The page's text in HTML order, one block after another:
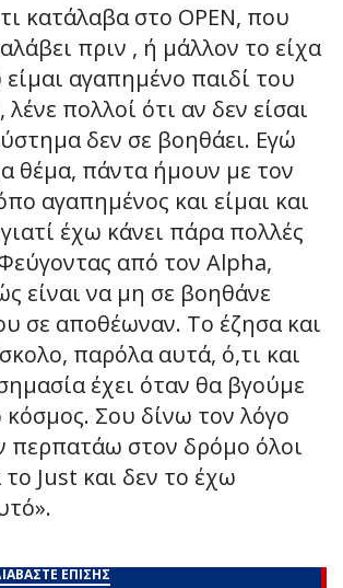
κατάλαβα στο OPEN, που
πριν , ή μάλλον το είχα
είμαι αγαπημένο παιδί του
πολλοί ότι αν δεν είσαι
δεν σε βοηθάει. Εγώ
θέμα, πάντα ήμουν με τον
αγαπημένος και είμαι και
έχω κάνει πάρα πολλές
από τον Alpha,
είναι να μη σε βοηθάνε
σε αποθέωναν. Το έζησα και
παρόλα αυτά, ό,τι και
έχει όταν θα βγούμε
κόσμος. Σου δίνω τον λόγο
περπατάω στον δρόμο όλοι
το Just και δεν το έχω
ΕΠΙΣΗΣ